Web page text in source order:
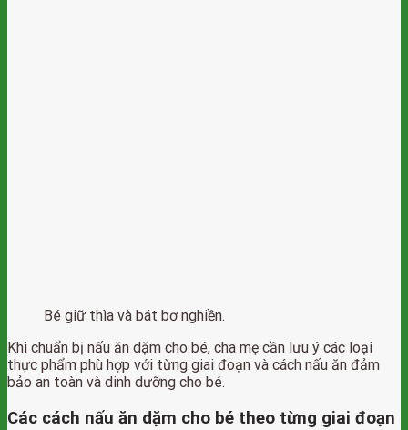
Bé giữ thìa và bát bơ nghiền.
Khi chuẩn bị nấu ăn dặm cho bé, cha mẹ cần lưu ý các loại
thực phẩm phù hợp với từng giai đoạn và cách nấu ăn đảm
bảo an toàn và dinh dưỡng cho bé.
Các cách nấu ăn dặm cho bé theo từng giai đoạn